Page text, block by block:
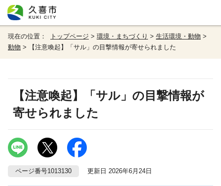
現在の位置： トップページ > 環境・まちづくり > 生活環境・動物 >
動物 > 【注意喚起】「サル」の目撃情報が寄せられました
【注意喚起】「サル」の目撃情報が
寄せられました
ページ番号1013130 更新日 2026年6月24日